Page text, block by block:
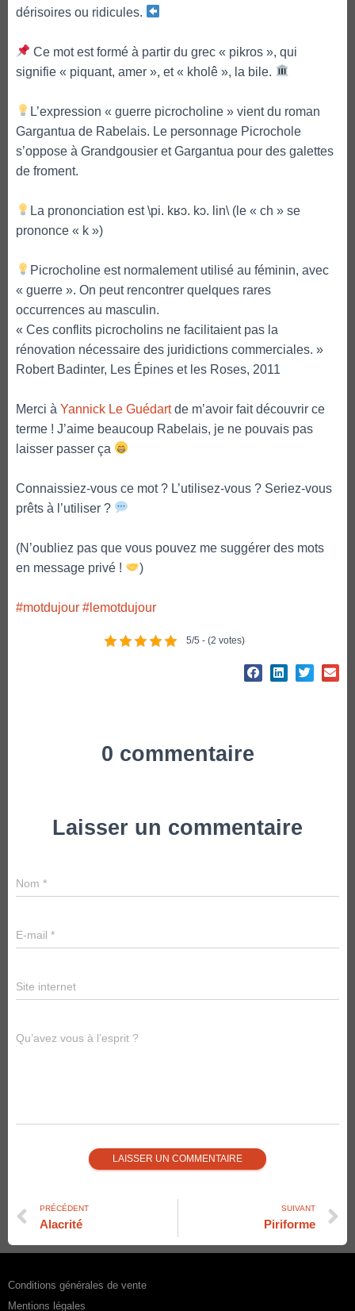
dérisoires ou ridicules.
Ce mot est formé à partir du grec « pikros », qui
signifie « piquant, amer », et « kholê », la bile.
L’expression « guerre picrocholine » vient du roman
Gargantua de Rabelais. Le personnage Picrochole
s’oppose à Grandgousier et Gargantua pour des galettes
de froment.
La prononciation est \pi. kʁɔ. kɔ. lin\ (le « ch » se
prononce « k »)
Picrocholine est normalement utilisé au féminin, avec
« guerre ». On peut rencontrer quelques rares
occurrences au masculin.
« Ces conflits picrocholins ne facilitaient pas la
rénovation nécessaire des juridictions commerciales. »
Robert Badinter, Les Épines et les Roses, 2011
Merci à Yannick Le Guédartde m’avoir fait découvrir ce
terme ! J’aime beaucoup Rabelais, je ne pouvais pas
laisser passer ça
Connaissiez-vous ce mot ? L’utilisez-vous ? Seriez-vous
prêts à l’utiliser ?
(N’oubliez pas que vous pouvez me suggérer des mots
en message privé !
)
#motdujour #lemotdujour
5/5 - (2 votes)
0 commentaire
Laisser un commentaire
Nom *
E-mail *
Site internet
Qu’avez vous à l’esprit ?
PRÉCÉDENT
Alacrité
SUIVANT
Piriforme
Conditions générales de vente
Mentions légales